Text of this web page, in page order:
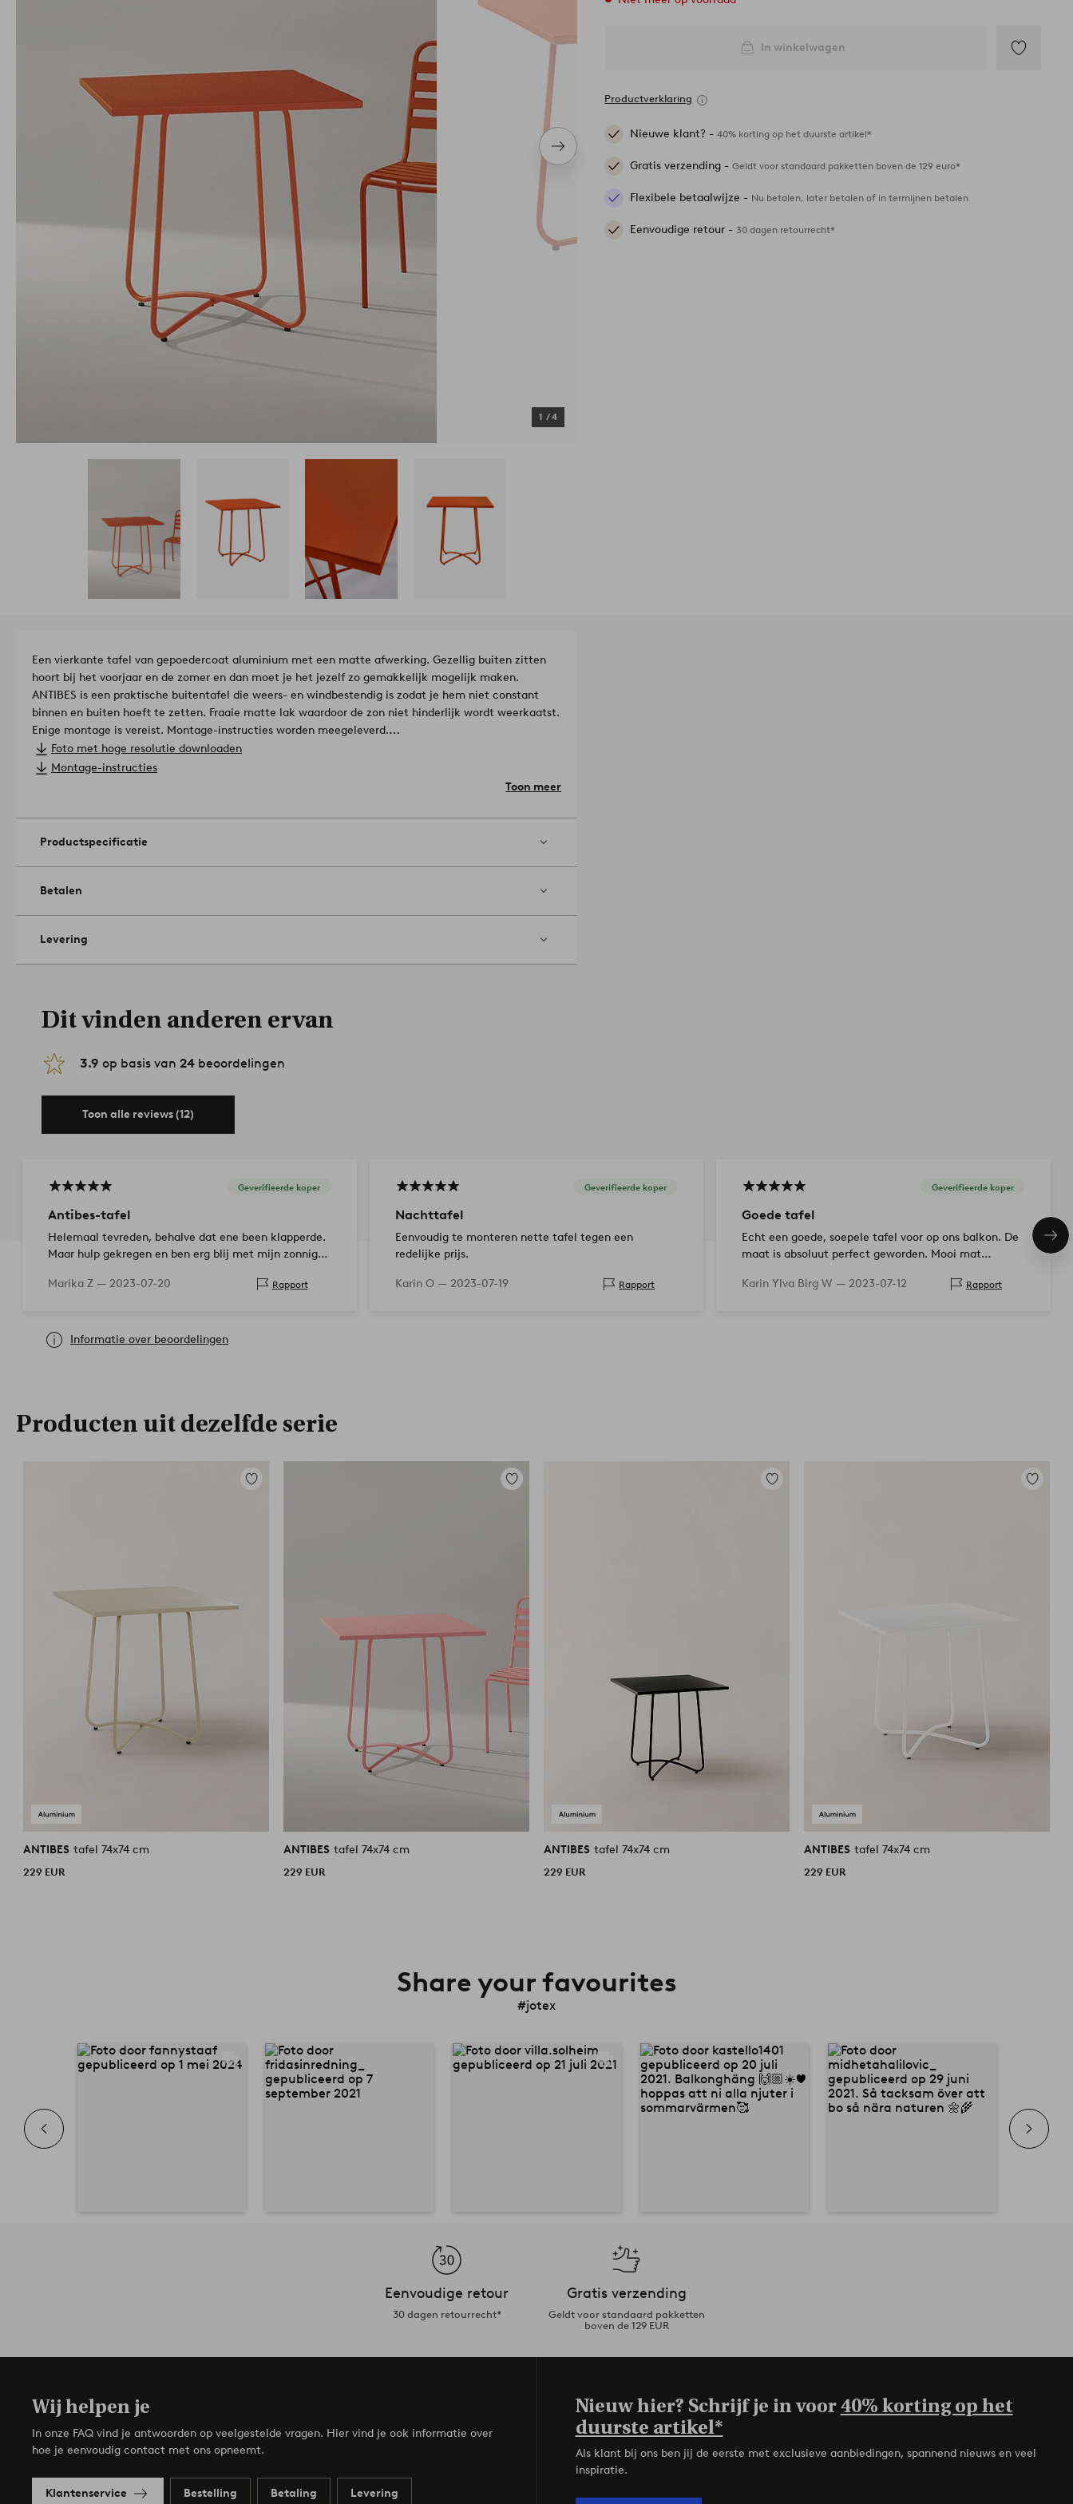
Volgend
item
1 /4
In winkelwagen
Productverklaring
Nieuwe klant? -40% korting op het duurste artikel*
Gratis verzending -Geldt voor standaard pakketten boven de 129 euro*
Flexibele betaalwijze - Nu betalen, later betalen of in termijnen betalen
Eenvoudige retour -30 dagen retourrecht*
Een vierkante tafel van gepoedercoat aluminium met een matte afwerking. Gezellig buiten zitten
hoort bij het voorjaar en de zomer en dan moet je het jezelf zo gemakkelijk mogelijk maken.
ANTIBES is een praktische buitentafel die weers- en windbestendig is zodat je hem niet constant
binnen en buiten hoeft te zetten. Fraaie matte lak waardoor de zon niet hinderlijk wordt weerkaatst.
Enige montage is vereist. Montage-instructies worden meegeleverd.
Materiaal: Aluminium.
Berg tuinmeubels vorstvrij op om vorstschade te voorkomen.
Tips/advies: In de serie ANTIBES vind je ook slijtvaste prachtige armleunstoelen voor
Foto met hoge resolutie downloaden
Montage-instructies
Toon meer
Productspecificatie
Betalen
Levering
Dit vinden anderen ervan
3.9 op basis van 24 beoordelingen
Toon alle reviews (12)
Geverifieerde koper
Antibes-tafel
Helemaal tevreden, behalve dat ene been klapperde.
Maar hulp gekregen en ben erg blij met mijn zonnige
Marika Z — 2023-07-20 Rapport
Geverifieerde koper
Nachttafel
Eenvoudig te monteren nette tafel tegen een
redelijke prijs.
Karin O — 2023-07-19 Rapport
Geverifieerde koper
Goede tafel
Echt een goede, soepele tafel voor op ons balkon. De
maat is absoluut perfect geworden. Mooi mat
Karin Ylva Birg W — 2023-07-12 Rapport
Informatie over beoordelingen
Producten uit dezelfde serie
Toevoegen
ANTIBES tafel 74x74 cm
229 EUR
Toevoegen
ANTIBES tafel 74x74 cm
229 EUR
Toevoegen
ANTIBES tafel 74x74 cm
229 EUR
ANTIBES tafel 74x74 cm
229 EUR
Share your favourites
#jotex
Eenvoudige retour
30 dagen retourrecht*
Gratis verzending
Geldt voor standaard pakketten
boven de 129 EUR
Wij helpen je
In onze FAQ vind je antwoorden op veelgestelde vragen. Hier vind je ook informatie over
hoe je eenvoudig contact met ons opneemt.
Klantenservice Bestelling Betaling Levering
Nieuw hier? Schrijf je in voor40% korting op het
duurste artikel*
Als klant bij ons ben jij de eerste met exclusieve aanbiedingen, spannend nieuws en veel
inspiratie.